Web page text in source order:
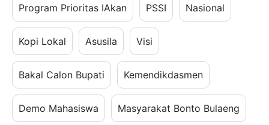
Program Prioritas IAkan PSSI Nasional
Kopi Lokal Asusila Visi
Bakal Calon Bupati Kemendikdasmen
Demo Mahasiswa Masyarakat Bonto Bulaeng